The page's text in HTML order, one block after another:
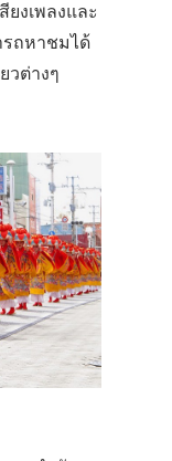
ยงเพลงและ
รถหาชมได้
วต่างๆ